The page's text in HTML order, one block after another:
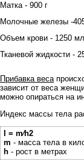
Матка - 900 г
Молочные железы -
Объем крови - 1250 мл
Тканевой жидкости -
Прибавка веса
зависит от веса
можно опираться на
Индекс массы тела
I = m⁄h2
m - масса тела в
h - рост в метрах